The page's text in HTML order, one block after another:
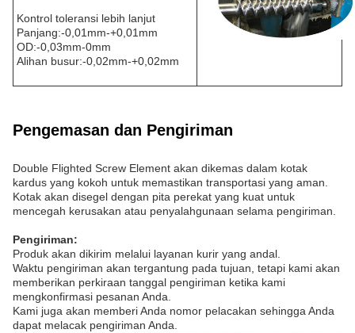
Kontrol toleransi lebih lanjut
Panjang:-0,01mm-+0,01mm
OD:-0,03mm-0mm
Alihan busur:-0,02mm-+0,02mm
Pengemasan dan Pengiriman
Double Flighted Screw Element akan dikemas dalam kotak
kardus yang kokoh untuk memastikan transportasi yang aman.
Kotak akan disegel dengan pita perekat yang kuat untuk
mencegah kerusakan atau penyalahgunaan selama pengiriman.
Pengiriman:
Produk akan dikirim melalui layanan kurir yang andal.
Waktu pengiriman akan tergantung pada tujuan, tetapi kami akan
memberikan perkiraan tanggal pengiriman ketika kami
mengkonfirmasi pesanan Anda.
Kami juga akan memberi Anda nomor pelacakan sehingga Anda
dapat melacak pengiriman Anda.